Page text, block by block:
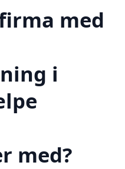
med
i
med?